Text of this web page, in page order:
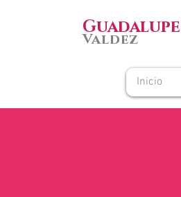
Guadalupe
Valdez
Inicio